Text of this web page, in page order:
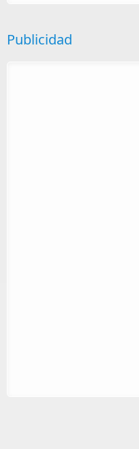
Publicidad